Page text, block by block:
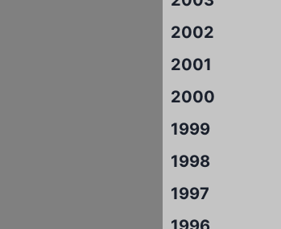
2002
2001
2000
1999
1998
1997